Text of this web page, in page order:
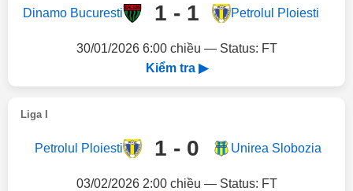
Dinamo Bucuresti 1 - 1 Petrolul Ploiesti
30/01/2026 6:00 chiều — Status: FT
Kiểm tra ▶
Liga I
Petrolul Ploiesti 1 - 0 Unirea Slobozia
03/02/2026 2:00 chiều — Status: FT